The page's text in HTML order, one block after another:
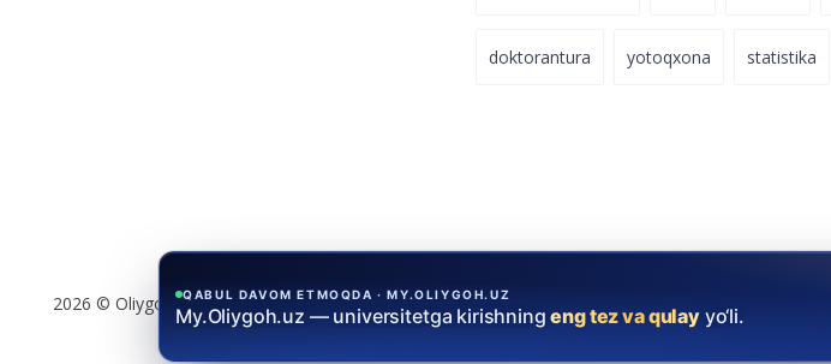
doktorantura yotoqxona statistika
2026 © Oliygoh.uz, Barcha huquqlar himoyalangan
QABUL DAVOM ETMOQDA · MY.OLIYGOH.UZ
My.Oliygoh.uz — universitetga kirishningeng tez va qulayyo‘li.